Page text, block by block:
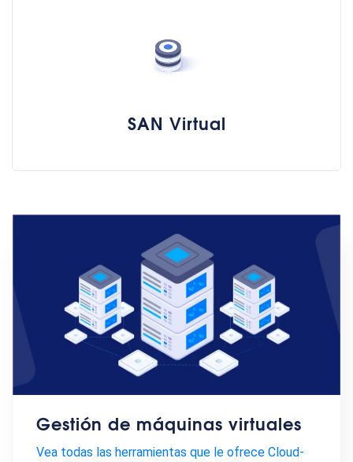
SAN Virtual
Gestión de máquinas virtuales
Vea todas las herramientas que le ofrece Cloud-